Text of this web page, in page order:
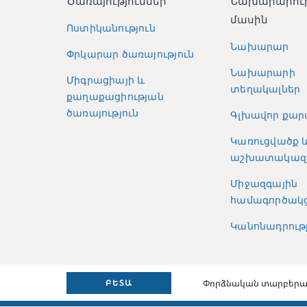
Ոստիկանություն
Փրկարար ծառայություն
Միգրացիայի և
քաղաքացիության
ծառայություն
մասին
Նախարար
Նախարարի
տեղակալներ
Գլխավոր
Կառուցվածք
Միջազգային
ԲԵՏԱ Փորձնական